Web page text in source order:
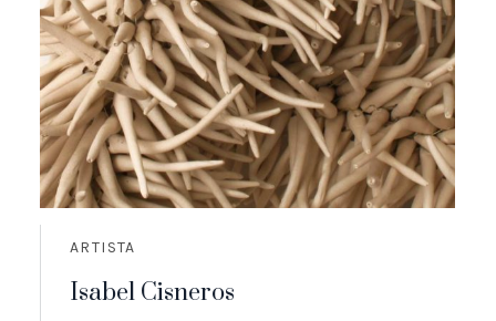
ARTISTA
Isabel Cisneros